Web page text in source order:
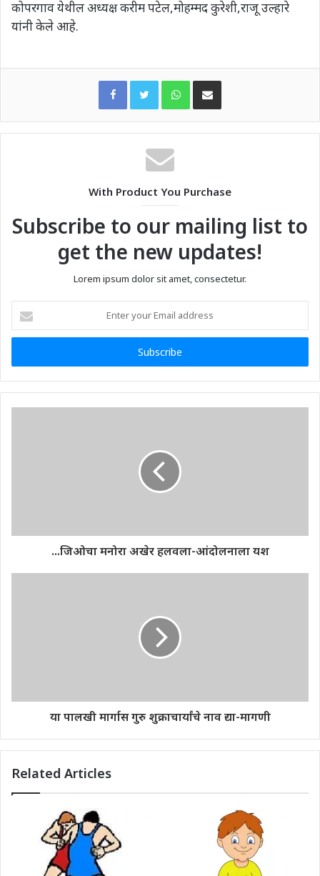
कोपरगाव येथील अध्यक्ष करीम पटेल,मोहम्मद कुरेशी,राजू उल्हारे
यांनी केले आहे.
WhatsAppShare via Email
With Product You Purchase
Subscribe to our mailing list to
get the new updates!
Lorem ipsum dolor sit amet, consectetur.
your
Email
...जिओचा मनोरा अखेर हलवला-आंदोलनाला यश
या पालखी मार्गास गुरु शुक्राचार्यांचे नाव द्या-मागणी
Related Articles